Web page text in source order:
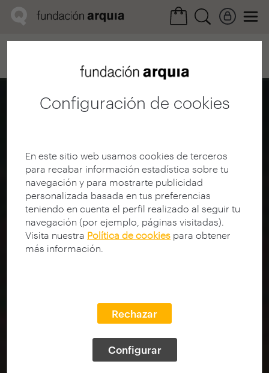
Configuración de cookies
En este sitio web usamos cookies de terceros
para recabar información estadística sobre tu
navegación y para mostrarte publicidad
personalizada basada en tus preferencias
teniendo en cuenta el perfil realizado al seguir tu
navegación (por ejemplo, páginas visitadas).
Visita nuestra Política de cookies para obtener
más información.
Rechazar
Configurar
Ficha realización